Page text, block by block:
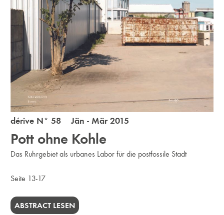
dérive N° 58 Jän - Mär 2015
Pott ohne Kohle
Das Ruhrgebiet als urbanes Labor für die postfossile Stadt
Seite 13-17
ABSTRACT LESEN